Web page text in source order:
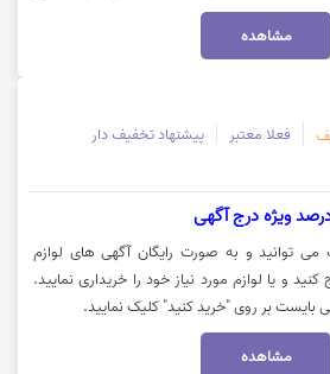
روی گزینه "خرید کنید" کلیک نمایید.
مشاهده
فعلا معتبر پیشنهاد تخفیف دار
می توانید و به صورت رایگان آگهی های لوازم
و یا لوازم مورد نیاز خود را خریداری نمایید.
بایست بر روی "خرید کنید" کلیک نمایید.
مشاهده